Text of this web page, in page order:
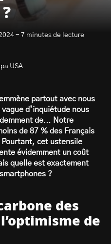
- 7 minutes de lecture
USA
partout avec nous
d’inquiétude nous
de… Notre
de 87 % des Français
cet ustensile
évidemment un coût
quelle est exactement
?
des
de